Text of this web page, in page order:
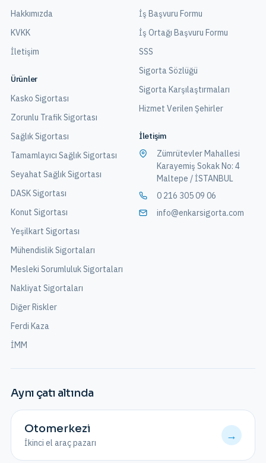
Hakkımızda
KVKK
İletişim
Ürünler
Kasko Sigortası
Zorunlu Trafik Sigortası
Sağlık Sigortası
Tamamlayıcı Sağlık Sigortası
Seyahat Sağlık Sigortası
DASK Sigortası
Konut Sigortası
Yeşilkart Sigortası
Mühendislik Sigortaları
Mesleki Sorumluluk Sigortaları
Nakliyat Sigortaları
Diğer Riskler
Ferdi Kaza
İMM
İş Başvuru Formu
İş Ortağı Başvuru Formu
SSS
Sigorta Sözlüğü
Sigorta Karşılaştırmaları
Hizmet Verilen Şehirler
İletişim
Zümrütevler Mahallesi
Karayemiş Sokak No: 4
Maltepe / İSTANBUL
0 216 305 09 06
info@enkarsigorta.com
Aynı çatı altında
Otomerkezi
İkinci el araç pazarı
→